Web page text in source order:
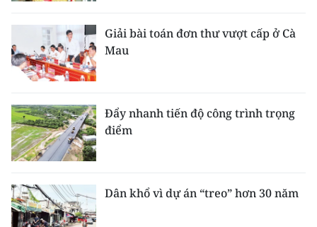
Giải bài toán đơn thư vượt cấp ở Cà
Mau
Đẩy nhanh tiến độ công trình trọng
điểm
Dân khổ vì dự án “treo” hơn 30 năm